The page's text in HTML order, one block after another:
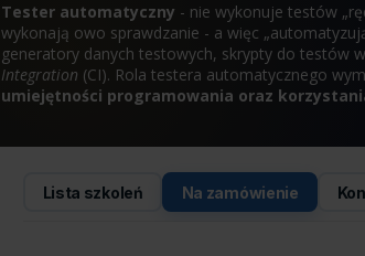
Tester automatyczny - nie wykonuje testów
wykonają owo sprawdzanie - a więc
generatory danych testowych, skrypty do testów
Integration (CI). Rola testera automatycznego
umiejętności programowania oraz
Lista szkoleń Na zamówienie